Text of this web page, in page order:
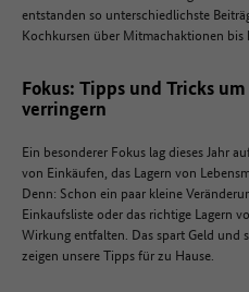
entstanden so unterschiedlichste
Kochkursen über Mitmachaktionen
Fokus: Tipps und Tricks
verringern
Ein besonderer Fokus lag dieses Jahr
von Einkäufen, das Lagern von
Denn: Schon ein paar kleine
Einkaufsliste oder das richtige Lagern
Wirkung entfalten. Das spart Geld
zeigen unsere Tipps für zu Hause.